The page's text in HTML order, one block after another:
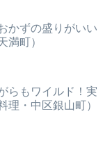
かずの盛りがいい
満町）
らもワイルド！実
理・中区銀山町）